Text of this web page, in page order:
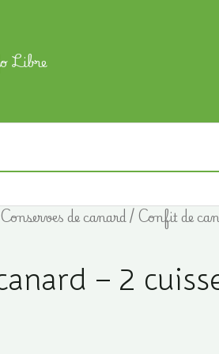
Libre
Conserves de canard/ Confit de
– 2